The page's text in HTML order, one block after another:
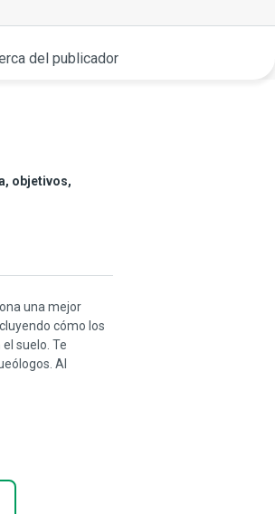
del publicador
objetivos,
una mejor
cómo los
suelo. Te
Al